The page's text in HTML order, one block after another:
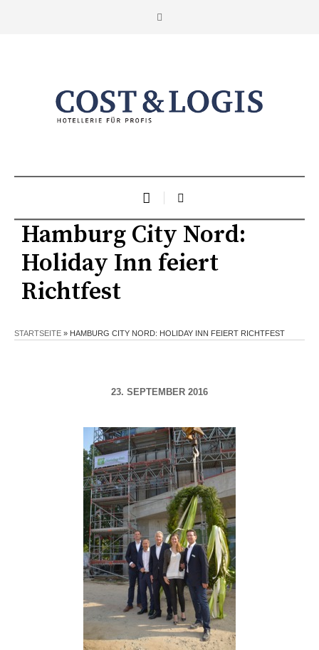
Hamburg City Nord:
Holiday Inn feiert
Richtfest
STARTSEITE » HAMBURG CITY NORD: HOLIDAY INN FEIERT RICHTFEST
23. SEPTEMBER 2016